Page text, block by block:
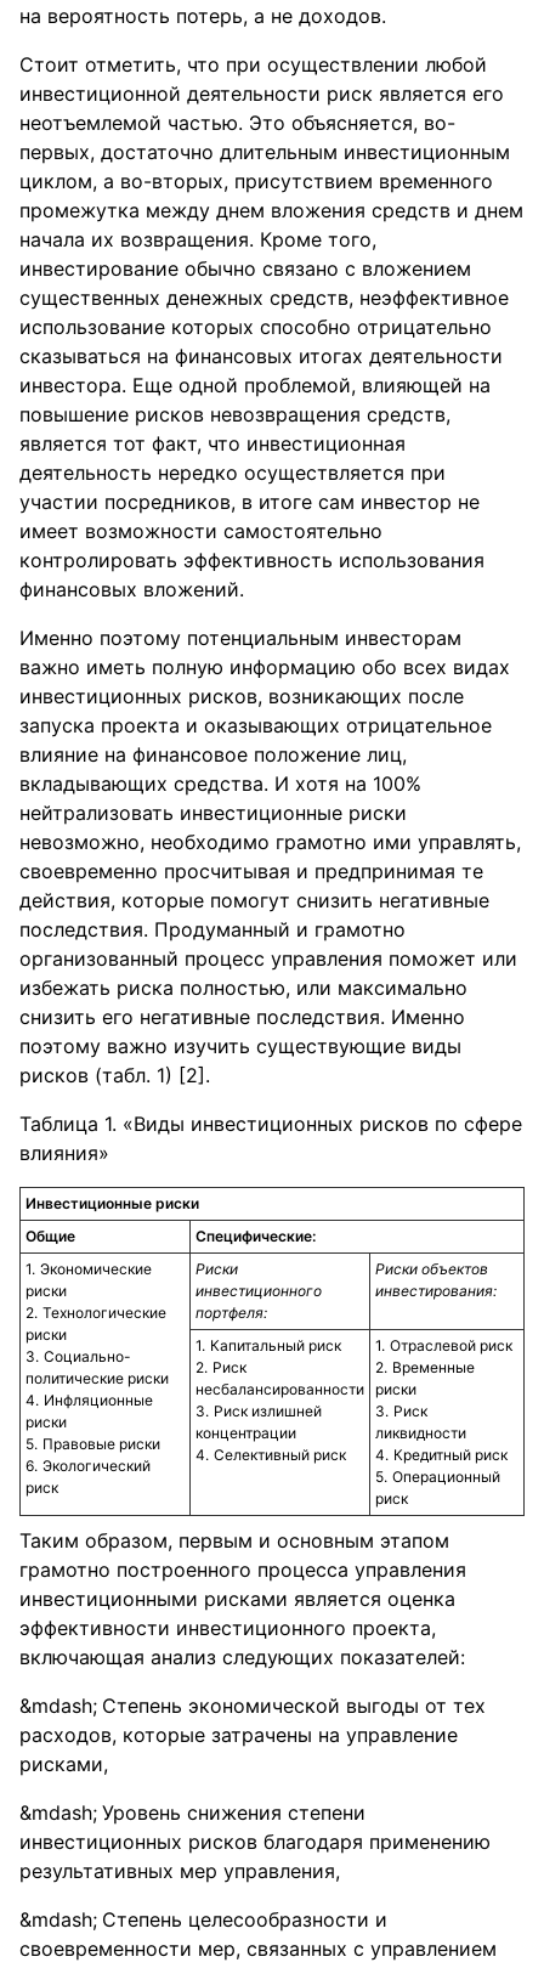
на вероятность потерь, а не доходов.
Стоит отметить, что при осуществлении любой
инвестиционной деятельности риск является его
неотъемлемой частью. Это объясняется, во-
первых, достаточно длительным инвестиционным
циклом, а во-вторых, присутствием временного
промежутка между днем вложения средств и днем
начала их возвращения. Кроме того,
инвестирование обычно связано с вложением
существенных денежных средств, неэффективное
использование которых способно отрицательно
сказываться на финансовых итогах деятельности
инвестора. Еще одной проблемой, влияющей на
повышение рисков невозвращения средств,
является тот факт, что инвестиционная
деятельность нередко осуществляется при
участии посредников, в итоге сам инвестор не
имеет возможности самостоятельно
контролировать эффективность использования
финансовых вложений.
Именно поэтому потенциальным инвесторам
важно иметь полную информацию обо всех видах
инвестиционных рисков, возникающих после
запуска проекта и оказывающих отрицательное
влияние на финансовое положение лиц,
вкладывающих средства. И хотя на 100%
нейтрализовать инвестиционные риски
невозможно, необходимо грамотно ими управлять,
своевременно просчитывая и предпринимая те
действия, которые помогут снизить негативные
последствия. Продуманный и грамотно
организованный процесс управления поможет или
избежать риска полностью, или максимально
снизить его негативные последствия. Именно
поэтому важно изучить существующие виды
рисков (табл. 1) [2].
Таблица 1. «Виды инвестиционных рисков по сфере
влияния»
Инвестиционные риски
Общие
Специфические:
Экономические
риски
Технологические
риски
Социально-
политические риски
Инфляционные
риски
Правовые риски
Экологический
риск
Риски
инвестиционного
портфеля:
Риски объектов
инвестирования:
Капитальный риск
Риск
несбалансированности
Риск излишней
концентрации
Селективный риск
Отраслевой риск
Временные
риски
Риск
ликвидности
Кредитный риск
Операционный
риск
Таким образом, первым и основным этапом
грамотно построенного процесса управления
инвестиционными рисками является оценка
эффективности инвестиционного проекта,
включающая анализ следующих показателей:
Степень экономической выгоды от тех
расходов, которые затрачены на управление
рисками,
Уровень снижения степени
инвестиционных рисков благодаря применению
результативных мер управления,
Степень целесообразности и
своевременности мер, связанных с управлением